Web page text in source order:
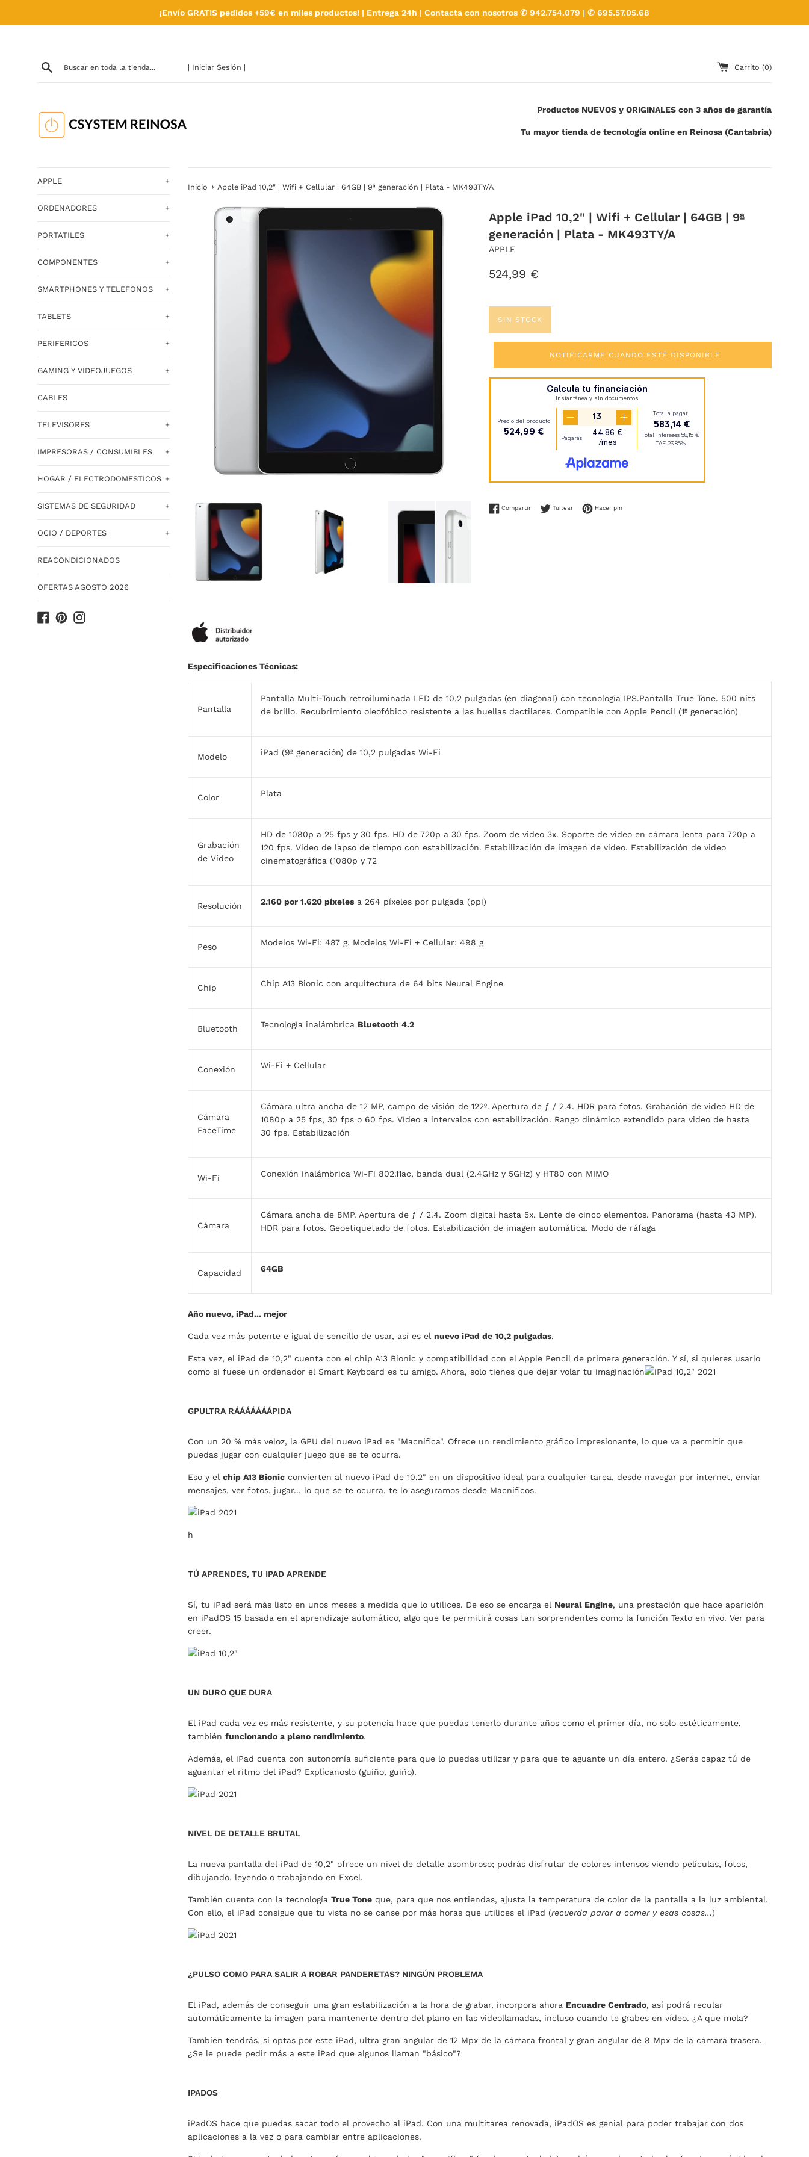
¡Envío GRATIS pedidos +59€ en miles productos! | Entrega 24h | Contacta con nosotros ✆ 942.754.079 | ✆ 695.57.05.68
| Iniciar Sesión | Carrito (0)
Productos NUEVOS y ORIGINALES con 3 años de garantía
Tu mayor tienda de tecnología online en Reinosa (Cantabria)
APPLE +
ORDENADORES +
PORTATILES +
COMPONENTES +
SMARTPHONES Y TELEFONOS +
TABLETS +
PERIFERICOS +
GAMING Y VIDEOJUEGOS +
CABLES
TELEVISORES +
IMPRESORAS / CONSUMIBLES +
HOGAR / ELECTRODOMESTICOS +
SISTEMAS DE SEGURIDAD +
OCIO / DEPORTES +
REACONDICIONADOS
OFERTAS AGOSTO 2026
Facebook
PinterestInstagram
Inicio › Apple iPad 10,2" | Wifi + Cellular | 64GB | 9ª generación | Plata - MK493TY/A
Apple iPad 10,2" | Wifi + Cellular | 64GB | 9ª
generación | Plata - MK493TY/A
APPLE
Precio
524,99 €
SIN STOCK
NOTIFICARME CUANDO ESTÉ DISPONIBLE
CompartirCompartir en Facebook
TuitearTuitear en Twitter
Hacer pinPinear en Pinterest
Especificaciones Técnicas:
Pantalla
Pantalla Multi-Touch retroiluminada LED de 10,2 pulgadas (en diagonal) con tecnología IPS.Pantalla True Tone. 500 nits
de brillo. Recubrimiento oleofóbico resistente a las huellas dactilares. Compatible con Apple Pencil (1ª generación)
Modelo iPad (9ª generación) de 10,2 pulgadas Wi-Fi
Color Plata
Grabación
de Vídeo
HD de 1080p a 25 fps y 30 fps. HD de 720p a 30 fps. Zoom de video 3x. Soporte de video en cámara lenta para 720p a
120 fps. Video de lapso de tiempo con estabilización. Estabilización de imagen de video. Estabilización de video
cinematográfica (1080p y 72
Resolución 2.160 por 1.620 píxeles a 264 píxeles por pulgada (ppi)
Peso Modelos Wi-Fi: 487 g. Modelos Wi-Fi + Cellular: 498 g
Chip Chip A13 Bionic con arquitectura de 64 bits Neural Engine
Bluetooth Tecnología inalámbrica Bluetooth 4.2
Conexión Wi-Fi + Cellular
Cámara
FaceTime
Cámara ultra ancha de 12 MP, campo de visión de 122º. Apertura de ƒ / 2.4. HDR para fotos. Grabación de video HD de
1080p a 25 fps, 30 fps o 60 fps. Vídeo a intervalos con estabilización. Rango dinámico extendido para video de hasta
30 fps. Estabilización
Wi-Fi Conexión inalámbrica Wi-Fi 802.11ac, banda dual (2.4GHz y 5GHz) y HT80 con MIMO
Cámara
Cámara ancha de 8MP. Apertura de ƒ / 2.4. Zoom digital hasta 5x. Lente de cinco elementos. Panorama (hasta 43 MP).
HDR para fotos. Geoetiquetado de fotos. Estabilización de imagen automática. Modo de ráfaga
Capacidad 64GB
Año nuevo, iPad... mejor
Cada vez más potente e igual de sencillo de usar, así es el nuevo iPad de 10,2 pulgadas.
Esta vez, el iPad de 10,2" cuenta con el chip A13 Bionic y compatibilidad con el Apple Pencil de primera generación. Y sí, si quieres usarlo
como si fuese un ordenador el Smart Keyboard es tu amigo. Ahora, solo tienes que dejar volar tu imaginación
GPULTRA RÁÁÁÁÁÁÁPIDA
Con un 20 % más veloz, la GPU del nuevo iPad es "Macnifica". Ofrece un rendimiento gráfico impresionante, lo que va a permitir que
puedas jugar con cualquier juego que se te ocurra.
Eso y el chip A13 Bionic convierten al nuevo iPad de 10,2" en un dispositivo ideal para cualquier tarea, desde navegar por internet, enviar
mensajes, ver fotos, jugar... lo que se te ocurra, te lo aseguramos desde Macnificos.
h
TÚ APRENDES, TU IPAD APRENDE
Sí, tu iPad será más listo en unos meses a medida que lo utilices. De eso se encarga el Neural Engine, una prestación que hace aparición
en iPadOS 15 basada en el aprendizaje automático, algo que te permitirá cosas tan sorprendentes como la función Texto en vivo. Ver para
creer.
UN DURO QUE DURA
El iPad cada vez es más resistente, y su potencia hace que puedas tenerlo durante años como el primer día, no solo estéticamente,
también funcionando a pleno rendimiento.
Además, el iPad cuenta con autonomía suficiente para que lo puedas utilizar y para que te aguante un día entero. ¿Serás capaz tú de
aguantar el ritmo del iPad? Explícanoslo (guiño, guiño).
NIVEL DE DETALLE BRUTAL
La nueva pantalla del iPad de 10,2" ofrece un nivel de detalle asombroso; podrás disfrutar de colores intensos viendo películas, fotos,
dibujando, leyendo o trabajando en Excel.
También cuenta con la tecnología True Tone que, para que nos entiendas, ajusta la temperatura de color de la pantalla a la luz ambiental.
Con ello, el iPad consigue que tu vista no se canse por más horas que utilices el iPad (recuerda parar a comer y esas cosas...)
¿PULSO COMO PARA SALIR A ROBAR PANDERETAS? NINGÚN PROBLEMA
El iPad, además de conseguir una gran estabilización a la hora de grabar, incorpora ahora Encuadre Centrado, así podrá recular
automáticamente la imagen para mantenerte dentro del plano en las videollamadas, incluso cuando te grabes en vídeo. ¿A que mola?
También tendrás, si optas por este iPad, ultra gran angular de 12 Mpx de la cámara frontal y gran angular de 8 Mpx de la cámara trasera.
¿Se le puede pedir más a este iPad que algunos llaman "básico"?
IPADOS
iPadOS hace que puedas sacar todo el provecho al iPad. Con una multitarea renovada, iPadOS es genial para poder trabajar con dos
aplicaciones a la vez o para cambiar entre aplicaciones.